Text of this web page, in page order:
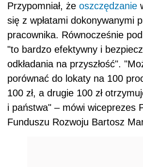
Przypomniał, że oszczędzanie
się z wpłatami dokonywanymi
pracownika. Równocześnie
"to bardzo efektywny i
odkładania na przyszłość".
porównać do lokaty na 100
100 zł, a drugie 100 zł
i państwa" – mówi wiceprezes
Funduszu Rozwoju Bartosz